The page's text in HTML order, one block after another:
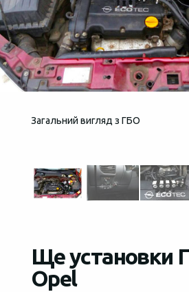
Загальний вигляд з ГБО
Ще установки
Opel